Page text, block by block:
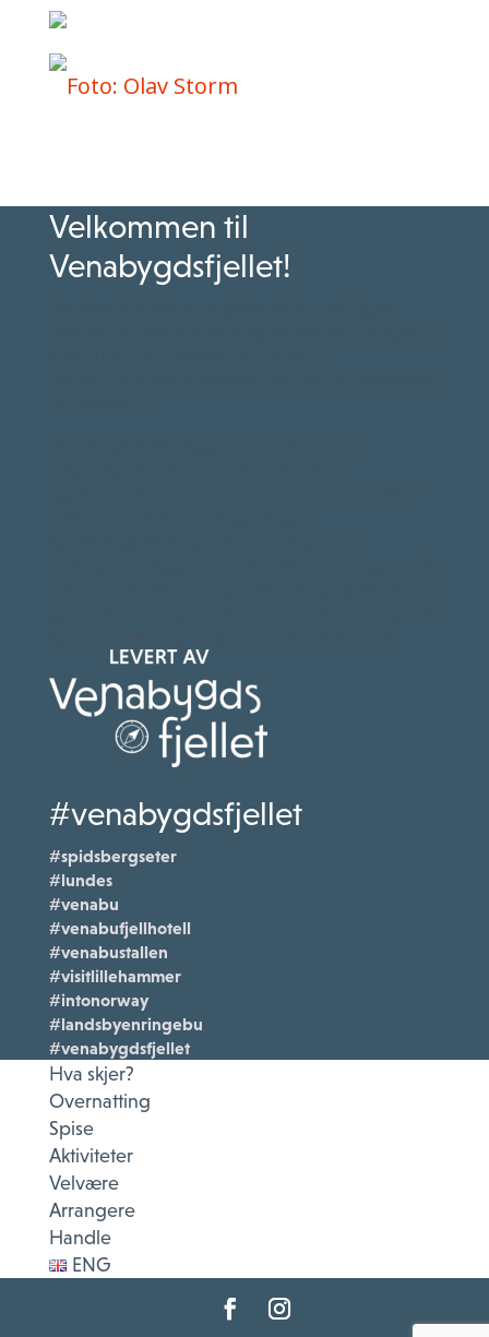
Velkommen til
Venabygdsfjellet!
#venabygdsfjellet
#spidsbergseter
#lundes
#venabu
#venabufjellhotell
#venabustallen
#visitlillehammer
#intonorway
#landsbyenringebu
#venabygdsfjellet
Hva skjer?
Overnatting
Spise
Aktiviteter
Velvære
Arrangere
Handle
ENG